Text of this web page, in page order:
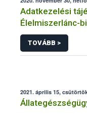
Adatkezelési
Élelmiszerlánc-
Rendszerben
témakörben
adatkezeléséhez
TOVÁBB >
2021. április 15,